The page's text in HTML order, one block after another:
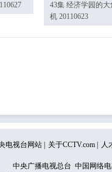
43集 经济学园的大
机 20110623
电视台网站 关于CCTV.com 人
中央广播电视总台 中国网络